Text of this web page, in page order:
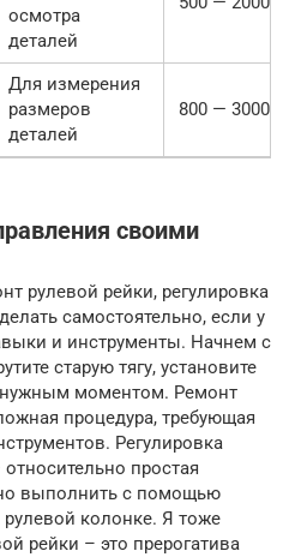
осмотра
деталей
Для измерения
размеров
деталей
800 — 3000
своими
рулевой рейки, регулировка
самостоятельно, если у
и инструменты. Начнем с
старую тягу, установите
нужным моментом. Ремонт
процедура, требующая
Регулировка
простая
выполнить с помощью
рулевой колонке. Я тоже
рейки – это прерогатива